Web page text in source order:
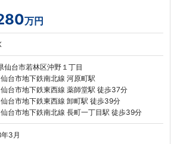
万円
仙台市若林区沖野１丁目
台市地下鉄南北線 河原町駅
台市地下鉄東西線 薬師堂駅 徒歩37分
台市地下鉄東西線 卸町駅 徒歩39分
台市地下鉄南北線 長町一丁目駅 徒歩39分
3月